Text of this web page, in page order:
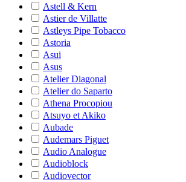
Astell & Kern
Astier de Villatte
Astleys Pipe Tobacco
Astoria
Asui
Asus
Atelier Diagonal
Atelier do Saparto
Athena Procopiou
Atsuyo et Akiko
Aubade
Audemars Piguet
Audio Analogue
Audioblock
Audiovector